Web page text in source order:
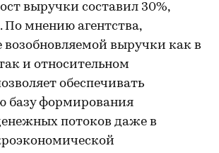
выручки составил 30%,
По мнению агентства,
выручки как в
и относительном
обеспечивать
базу формирования
потоков даже в